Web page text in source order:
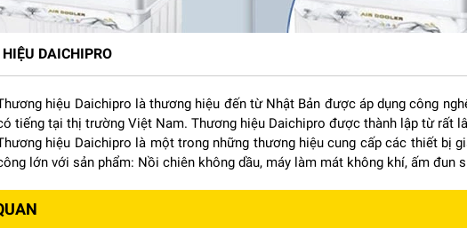
này được cấu tạo từ chất liệu cao cấp với toàn bộ thân máy được làm từ
đập thường ngày giúp bảo vệ tốt hệ thống linh kiện bên trong máy hiệu quả,
mới cho máy theo thời gian sử dụng, các tấm lưới cản bụi bằng chất liệu
tấm làm mát cooling pad được làm bằng gỗ sồi cho độ bền cao, làm
DAICHIPRO
hiệu Daichipro là thương hiệu đến từ Nhật Bản được áp dụng công
tiếng tại thị trường Việt Nam. Thương hiệu Daichipro được thành lập từ rất
hiệu Daichipro là một trong những thương hiệu cung cấp các thiết bị
lớn với sản phẩm: Nồi chiên không dầu, máy làm mát không khí, ấm đun